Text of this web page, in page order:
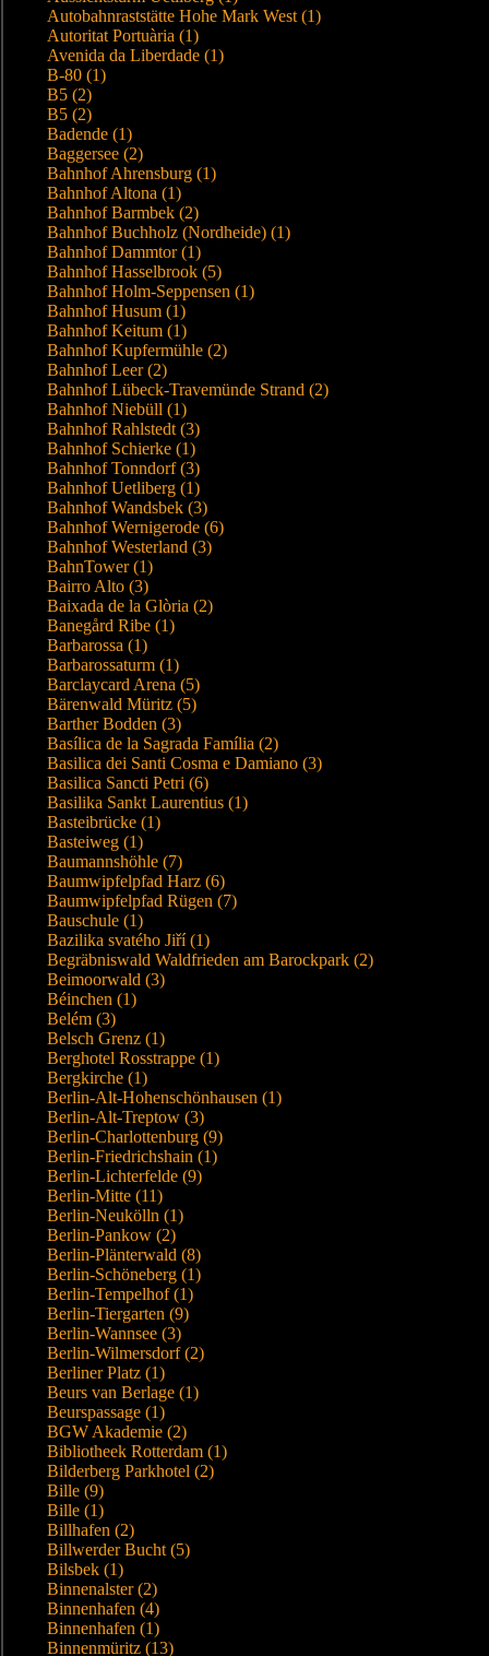
Autobahnraststätte Hohe Mark West (1)
Autoritat Portuària (1)
Avenida da Liberdade (1)
B-80 (1)
B5 (2)
B5 (2)
Badende (1)
Baggersee (2)
Bahnhof Ahrensburg (1)
Bahnhof Altona (1)
Bahnhof Barmbek (2)
Bahnhof Buchholz (Nordheide) (1)
Bahnhof Dammtor (1)
Bahnhof Hasselbrook (5)
Bahnhof Holm-Seppensen (1)
Bahnhof Husum (1)
Bahnhof Keitum (1)
Bahnhof Kupfermühle (2)
Bahnhof Leer (2)
Bahnhof Lübeck-Travemünde Strand (2)
Bahnhof Niebüll (1)
Bahnhof Rahlstedt (3)
Bahnhof Schierke (1)
Bahnhof Tonndorf (3)
Bahnhof Uetliberg (1)
Bahnhof Wandsbek (3)
Bahnhof Wernigerode (6)
Bahnhof Westerland (3)
BahnTower (1)
Bairro Alto (3)
Baixada de la Glòria (2)
Banegård Ribe (1)
Barbarossa (1)
Barbarossaturm (1)
Barclaycard Arena (5)
Bärenwald Müritz (5)
Barther Bodden (3)
Basílica de la Sagrada Família (2)
Basilica dei Santi Cosma e Damiano (3)
Basilica Sancti Petri (6)
Basilika Sankt Laurentius (1)
Basteibrücke (1)
Basteiweg (1)
Baumannshöhle (7)
Baumwipfelpfad Harz (6)
Baumwipfelpfad Rügen (7)
Bauschule (1)
Bazilika svatého Jiří (1)
Begräbniswald Waldfrieden am Barockpark (2)
Beimoorwald (3)
Béinchen (1)
Belém (3)
Belsch Grenz (1)
Berghotel Rosstrappe (1)
Bergkirche (1)
Berlin-Alt-Hohenschönhausen (1)
Berlin-Alt-Treptow (3)
Berlin-Charlottenburg (9)
Berlin-Friedrichshain (1)
Berlin-Lichterfelde (9)
Berlin-Mitte (11)
Berlin-Neukölln (1)
Berlin-Pankow (2)
Berlin-Plänterwald (8)
Berlin-Schöneberg (1)
Berlin-Tempelhof (1)
Berlin-Tiergarten (9)
Berlin-Wannsee (3)
Berlin-Wilmersdorf (2)
Berliner Platz (1)
Beurs van Berlage (1)
Beurspassage (1)
BGW Akademie (2)
Bibliotheek Rotterdam (1)
Bilderberg Parkhotel (2)
Bille (9)
Bille (1)
Billhafen (2)
Billwerder Bucht (5)
Bilsbek (1)
Binnenalster (2)
Binnenhafen (4)
Binnenhafen (1)
Binnenmüritz (13)